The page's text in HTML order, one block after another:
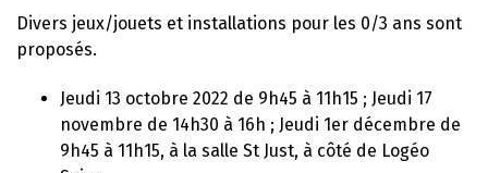
Divers jeux/jouets et installations pour les 0/3 ans sont
proposés.
Jeudi 13 octobre 2022 de 9h45 à 11h15 ; Jeudi 17
novembre de 14h30 à 16h ; Jeudi 1er décembre de
9h45 à 11h15, à la salle St Just, à côté de Logéo